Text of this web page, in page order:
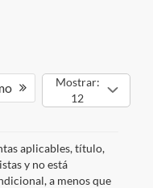
Mostrar:
12
aplicables, título,
y no está
a menos que